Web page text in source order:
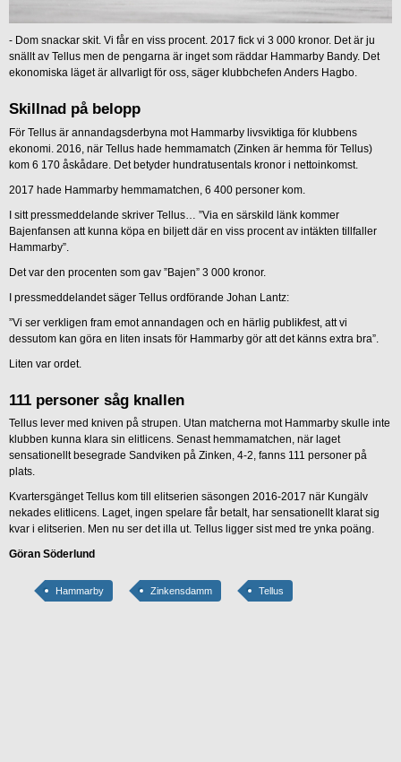
- Dom snackar skit. Vi får en viss procent. 2017 fick vi 3 000 kronor. Det är ju
snällt av Tellus men de pengarna är inget som räddar Hammarby Bandy. Det
ekonomiska läget är allvarligt för oss, säger klubbchefen Anders Hagbo.
Skillnad på belopp
För Tellus är annandagsderbyna mot Hammarby livsviktiga för klubbens
ekonomi. 2016, när Tellus hade hemmamatch (Zinken är hemma för Tellus)
kom 6 170 åskådare. Det betyder hundratusentals kronor i nettoinkomst.
2017 hade Hammarby hemmamatchen, 6 400 personer kom.
I sitt pressmeddelande skriver Tellus… ”Via en särskild länk kommer
Bajenfansen att kunna köpa en biljett där en viss procent av intäkten tillfaller
Hammarby”.
Det var den procenten som gav ”Bajen” 3 000 kronor.
I pressmeddelandet säger Tellus ordförande Johan Lantz:
”Vi ser verkligen fram emot annandagen och en härlig publikfest, att vi
dessutom kan göra en liten insats för Hammarby gör att det känns extra bra”.
Liten var ordet.
111 personer såg knallen
Tellus lever med kniven på strupen. Utan matcherna mot Hammarby skulle inte
klubben kunna klara sin elitlicens. Senast hemmamatchen, när laget
sensationellt besegrade Sandviken på Zinken, 4-2, fanns 111 personer på
plats.
Kvartersgänget Tellus kom till elitserien säsongen 2016-2017 när Kungälv
nekades elitlicens. Laget, ingen spelare får betalt, har sensationellt klarat sig
kvar i elitserien. Men nu ser det illa ut. Tellus ligger sist med tre ynka poäng.
Göran Söderlund
Hammarby Zinkensdamm Tellus